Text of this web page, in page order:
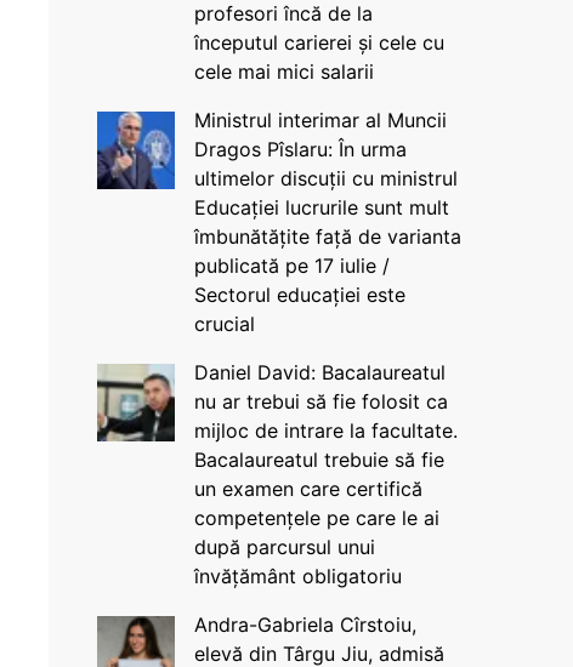
profesori încă de la
începutul carierei și cele cu
cele mai mici salarii
Ministrul interimar al Muncii
Dragos Pîslaru: În urma
ultimelor discuții cu ministrul
Educației lucrurile sunt mult
îmbunătățite față de varianta
publicată pe 17 iulie /
Sectorul educației este
crucial
Daniel David: Bacalaureatul
nu ar trebui să fie folosit ca
mijloc de intrare la facultate.
Bacalaureatul trebuie să fie
un examen care certifică
competențele pe care le ai
după parcursul unui
învățământ obligatoriu
Andra-Gabriela Cîrstoiu,
elevă din Târgu Jiu, admisă